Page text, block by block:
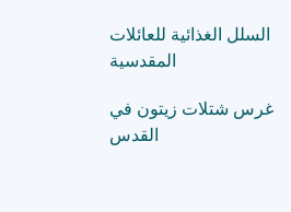
السلل الغذائية للعائلات
المقدسية
غرس شتلات زيتون في
القدس